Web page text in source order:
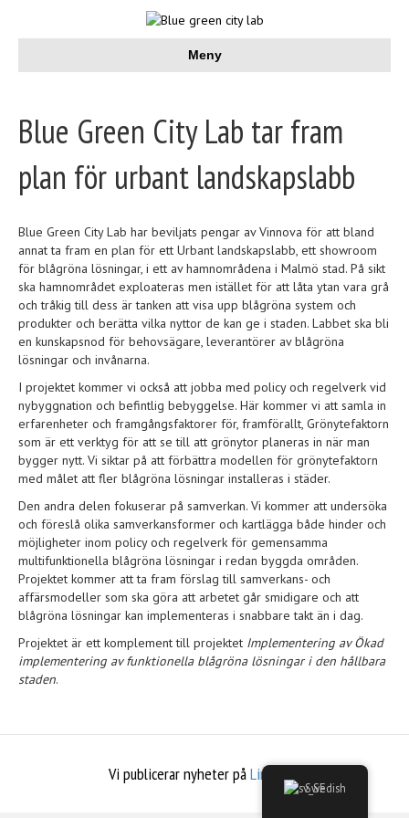
Meny
Blue Green City Lab tar fram
plan för urbant landskapslabb
Blue Green City Lab har beviljats pengar av Vinnova för att bland
annat ta fram en plan för ett Urbant landskapslabb, ett showroom
för blågröna lösningar, i ett av hamnområdena i Malmö stad. På sikt
ska hamnområdet exploateras men istället för att låta ytan vara grå
och tråkig till dess är tanken att visa upp blågröna system och
produkter och berätta vilka nyttor de kan ge i staden. Labbet ska bli
en kunskapsnod för behovsägare, leverantörer av blågröna
lösningar och invånarna.
I projektet kommer vi också att jobba med policy och regelverk vid
nybyggnation och befintlig bebyggelse. Här kommer vi att samla in
erfarenheter och framgångsfaktorer för, framförallt, Grönytefaktorn
som är ett verktyg för att se till att grönytor planeras in när man
bygger nytt. Vi siktar på att förbättra modellen för grönytefaktorn
med målet att fler blågröna lösningar installeras i städer.
Den andra delen fokuserar på samverkan. Vi kommer att undersöka
och föreslå olika samverkansformer och kartlägga både hinder och
möjligheter inom policy och regelverk för gemensamma
multifunktionella blågröna lösningar i redan byggda områden.
Projektet kommer att ta fram förslag till samverkans- och
affärsmodeller som ska göra att arbetet går smidigare och att
blågröna lösningar kan implementeras i snabbare takt än i dag.
Projektet är ett komplement till projektet Implementering av Ökad
implementering av funktionella blågröna lösningar i den hållbara
staden.
Vi publicerar nyheter påLinkedIn
Swedish